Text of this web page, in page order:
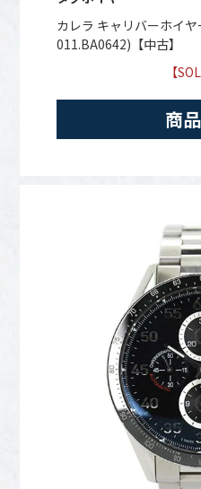
カレラ キャリバーホイ
011.BA0642)【中古】
【
商